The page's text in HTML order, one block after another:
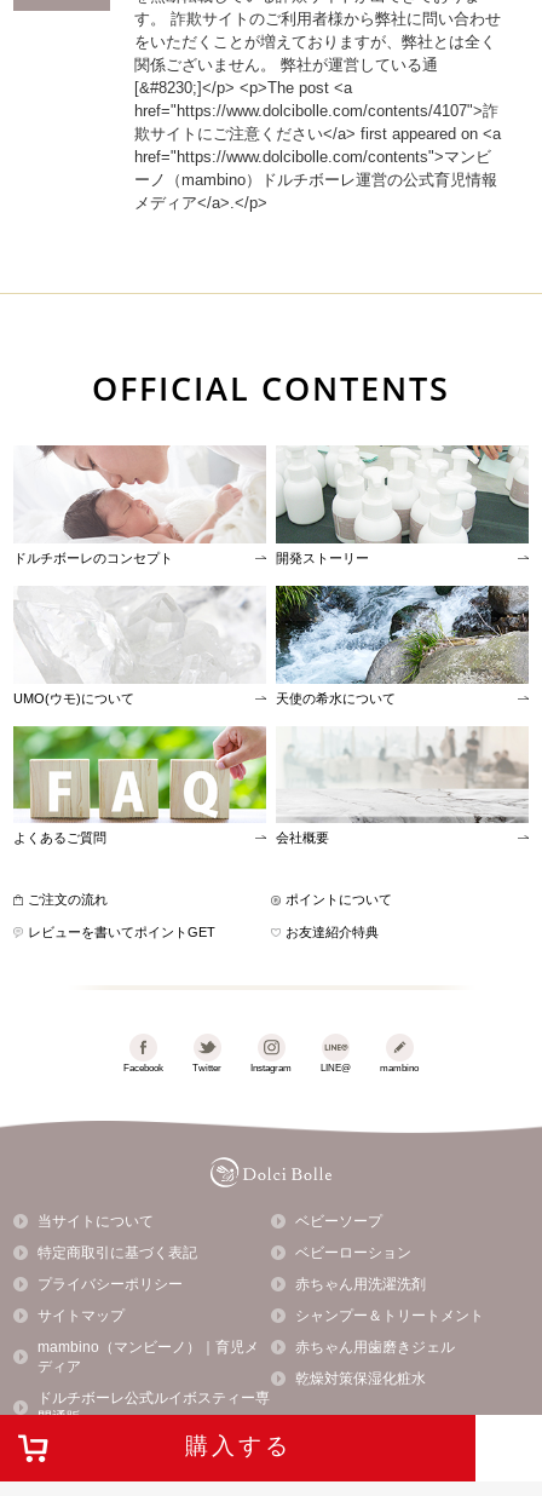
購入する
す。 詐欺サイトのご利用者様から弊社に問い合わせ
をいただくことが増えておりますが、弊社とは全く
関係ございません。 弊社が運営している通
[&#8230;]</p> <p>The post <a
href="https://www.dolcibolle.com/contents/4107">詐
欺サイトにご注意ください</a> first appeared on <a
href="https://www.dolcibolle.com/contents">マンビ
ーノ（mambino）ドルチボーレ運営の公式育児情報
メディア</a>.</p>
OFFICIAL CONTENTS
ドルチボーレのコンセプト 開発ストーリー
UMO(ウモ)について 天使の希水について
よくあるご質問 会社概要
ご注文の流れ ポイントについて
レビューを書いてポイントGET お友達紹介特典
Facebook Twitter Instagram LINE@ mambino
当サイトについて
特定商取引に基づく表記
プライバシーポリシー
サイトマップ
mambino（マンビーノ）｜育児メ
ディア
ドルチボーレ公式ルイボスティー専
門通販
ベビーソープ
ベビーローション
赤ちゃん用洗濯洗剤
シャンプー＆トリートメント
赤ちゃん用歯磨きジェル
乾燥対策保湿化粧水